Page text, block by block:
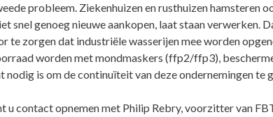
probleem. Ziekenhuizen en rusthuizen hamsteren
snel genoeg nieuwe aankopen, laat staan verwerken.
te zorgen dat industriële wasserijen mee worden
worden met mondmaskers (ffp2/ffp3),
nodig is om de continuïteit van deze ondernemingen te
u contact opnemen met Philip Rebry, voorzitter van